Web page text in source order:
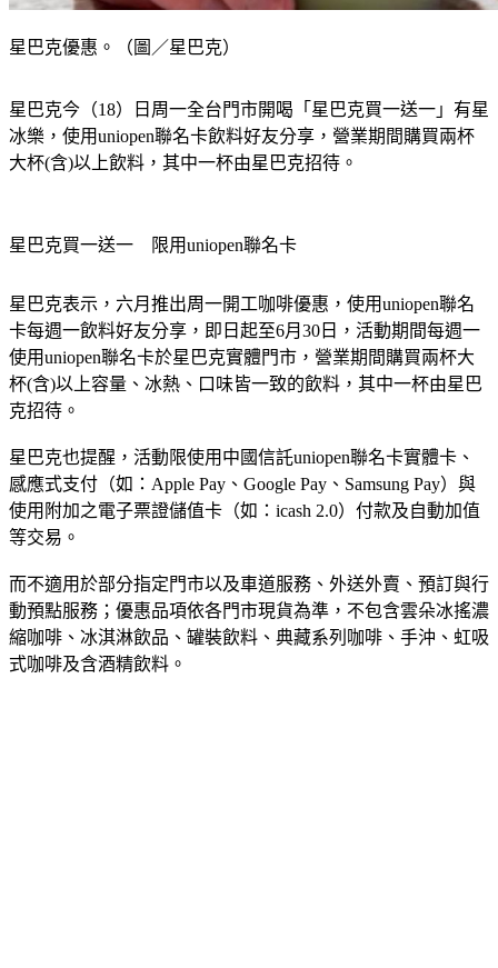
星巴克優惠。（圖／星巴克）
星巴克今（18）日周一全台門市開喝「星巴克買一送一」有星
冰樂，使用uniopen聯名卡飲料好友分享，營業期間購買兩杯
大杯(含)以上飲料，其中一杯由星巴克招待。
星巴克買一送一　限用uniopen聯名卡
星巴克表示，六月推出周一開工咖啡優惠，使用uniopen聯名
卡每週一飲料好友分享，即日起至6月30日，活動期間每週一
使用uniopen聯名卡於星巴克實體門市，營業期間購買兩杯大
杯(含)以上容量、冰熱、口味皆一致的飲料，其中一杯由星巴
克招待。
星巴克也提醒，活動限使用中國信託uniopen聯名卡實體卡、
感應式支付（如：Apple Pay、Google Pay、Samsung Pay）與
使用附加之電子票證儲值卡（如：icash 2.0）付款及自動加值
等交易。
而不適用於部分指定門市以及車道服務、外送外賣、預訂與行
動預點服務；優惠品項依各門市現貨為準，不包含雲朵冰搖濃
縮咖啡、冰淇淋飲品、罐裝飲料、典藏系列咖啡、手沖、虹吸
式咖啡及含酒精飲料。